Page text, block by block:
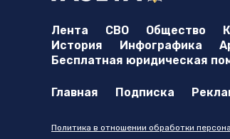
Лента СВО Общество
История
Инфографика
Бесплатная юридическая
Главная Подписка
Политика в отношении обработки